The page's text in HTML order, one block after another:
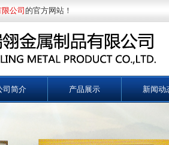
公司 的官方网站！
司简介 产品展示 新闻动